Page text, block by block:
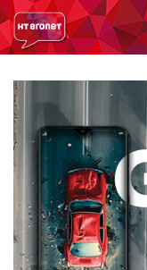
O NAMA
PRESS
NATJEČAJI
VELEPRODAJA